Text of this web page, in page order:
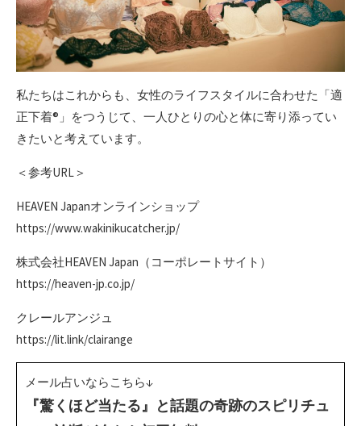
私たちはこれからも、女性のライフスタイルに合わせた「適
正下着®」をつうじて、一人ひとりの心と体に寄り添ってい
きたいと考えています。
＜参考URL＞
HEAVEN Japanオンラインショップ
https://www.wakinikucatcher.jp/
株式会社HEAVEN Japan（コーポレートサイト）
https://heaven-jp.co.jp/
クレールアンジュ
https://lit.link/clairange
メール占いならこちら↓
『驚くほど当たる』と話題の奇跡のスピリチュ